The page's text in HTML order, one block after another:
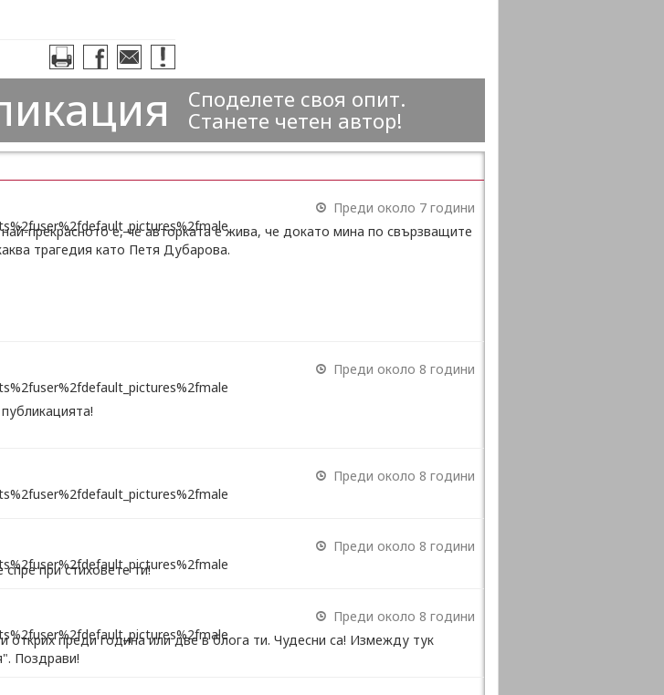
Споделете своя опит.
Станете четен автор!
Преди около 7 години
прекрасното е, че авторката е жива, че докато мина по свързващите
трагедия като Петя Дубарова.
Преди около 8 години
Преди около 8 години
Преди около 8 години
при стиховете ти!
Преди около 8 години
открих преди година или две в блога ти. Чудесни са! Измежду тук
Поздрави!